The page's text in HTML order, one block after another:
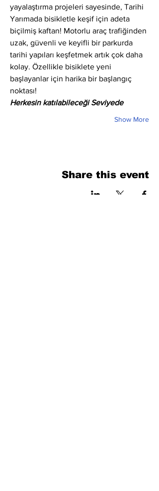
yayalaştırma projeleri sayesinde, Tarihi
Yarımada bisikletle keşif için adeta
biçilmiş kaftan! Motorlu araç trafiğinden
uzak, güvenli ve keyifli bir parkurda
tarihi yapıları keşfetmek artık çok daha
kolay. Özellikle bisiklete yeni
başlayanlar için harika bir başlangıç
noktası!
Herkesin katılabileceği Seviyede
Show More
Share this event